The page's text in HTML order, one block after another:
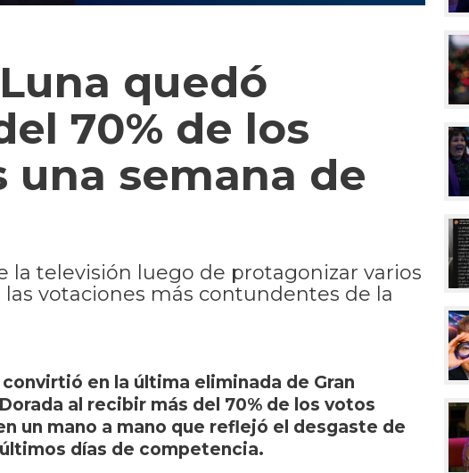
quedó
70% de los
semana de
la televisión luego de protagonizar varios
votaciones más contundentes de la
en la última eliminada de Gran
al recibir más del 70% de los votos
un mano a mano que reflejó el desgaste de
días de competencia.